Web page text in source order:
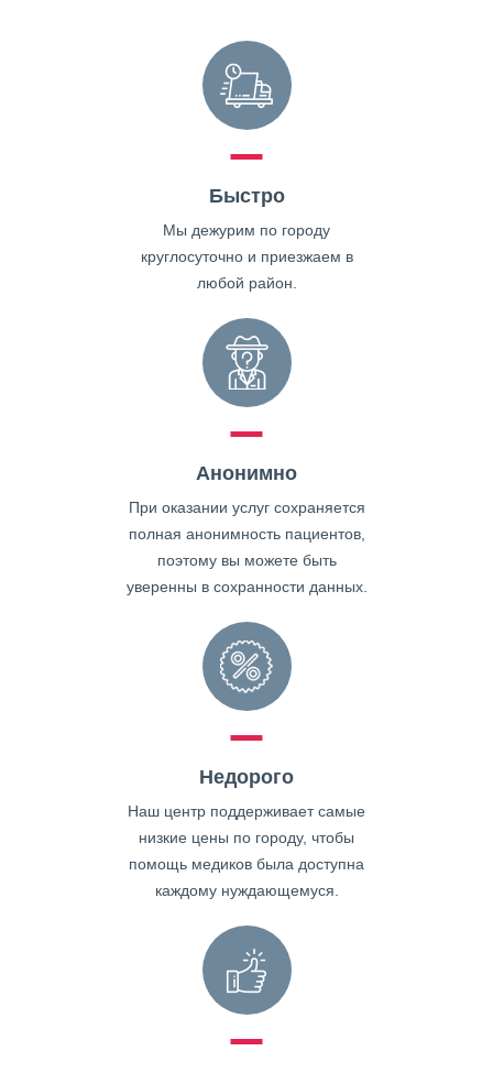
Быстро
Мы дежурим по городу
круглосуточно и приезжаем в
любой район.
Анонимно
При оказании услуг сохраняется
полная анонимность пациентов,
поэтому вы можете быть
уверенны в сохранности данных.
Недорого
Наш центр поддерживает самые
низкие цены по городу, чтобы
помощь медиков была доступна
каждому нуждающемуся.